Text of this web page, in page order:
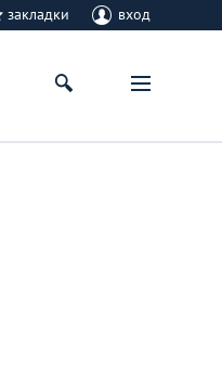
закладки вход